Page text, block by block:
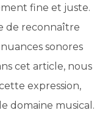
fine et juste.
de reconnaître
sonores
cet article, nous
expression,
domaine musical.